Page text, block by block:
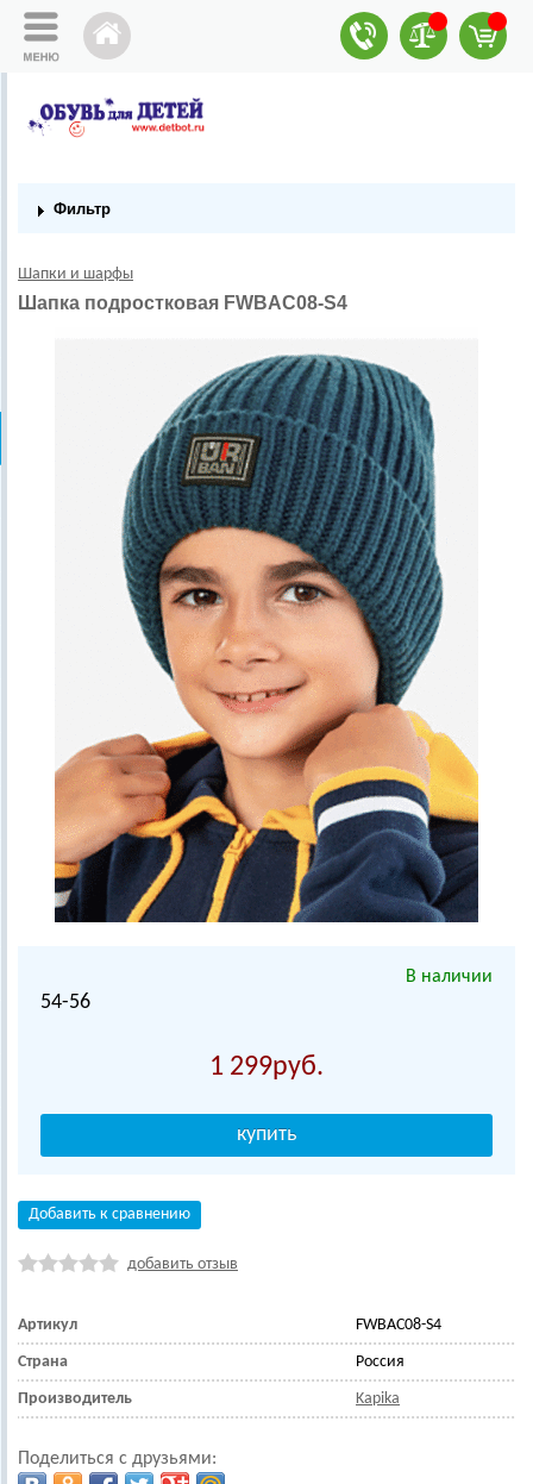
Фильтр
Шапки и шарфы
Шапка подростковая FWBAC08-S4
В наличии
54-56
1 299
Добавить к сравнению
добавить отзыв
Артикул FWBAC08-S4
Страна Россия
Производитель Kapika
Поделиться с друзьями: